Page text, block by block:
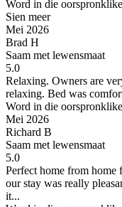
Word in die
Sien meer
Mei 2026
Brad H
Saam met lewensmaat
5.0
Relaxing. Owners are
relaxing. Bed was
Word in die
Mei 2026
Richard B
Saam met lewensmaat
5.0
Perfect home from home
our stay was really
it...